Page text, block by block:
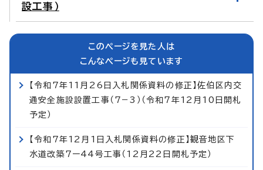
設工事）
このページを見た人は
こんなページも見ています
【令和7年11月26日入札関係資料の修正】佐伯区内交
通安全施設設置工事（7−3）（令和7年12月10日開札
予定）
【令和7年12月1日入札関係資料の修正】観音地区下
水道改築7ー44号工事（12月22日開札予定）